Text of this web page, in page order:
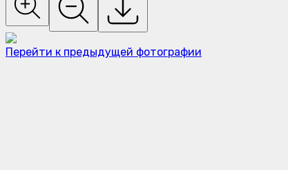
Перейти к предыдущей фотографии